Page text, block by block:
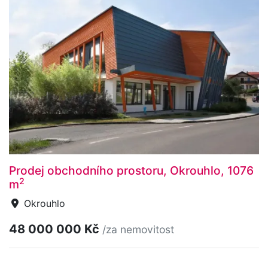
Prodej obchodního prostoru, Okrouhlo, 1076
m2
Okrouhlo
48 000 000 Kč /za nemovitost